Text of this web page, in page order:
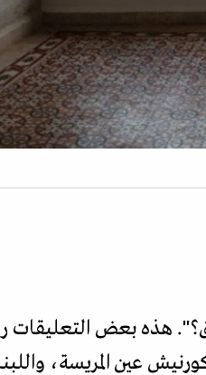
هذه بعض التعليقات
عين المريسة،